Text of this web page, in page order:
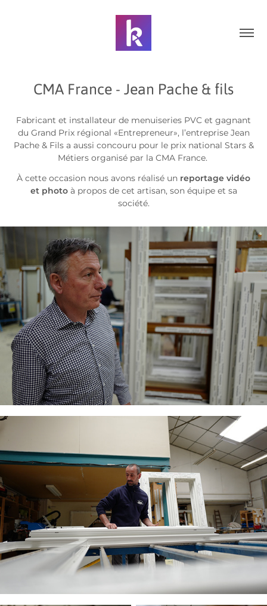
CMA France - Jean Pache & fils
Fabricant et installateur de menuiseries PVC et gagnant
du Grand Prix régional «Entrepreneur», l’entreprise Jean
Pache & Fils a aussi concouru pour le prix national Stars &
Métiers organisé par la CMA France.
À cette occasion nous avons réalisé un reportage vidéo
et photoà propos de cet artisan, son équipe et sa
société.